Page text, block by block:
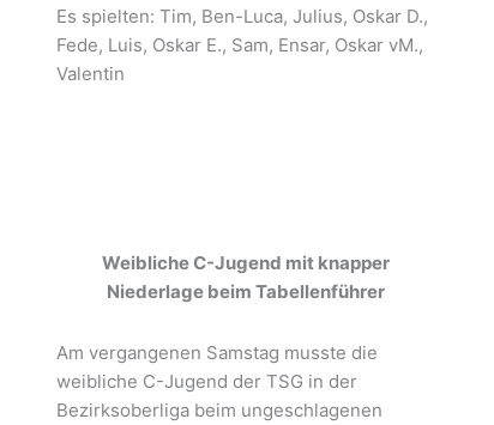
Es spielten: Tim, Ben-Luca, Julius, Oskar D.,
Fede, Luis, Oskar E., Sam, Ensar, Oskar vM.,
Valentin
Weibliche C-Jugend mit knapper
Niederlage beim Tabellenführer
Am vergangenen Samstag musste die
weibliche C-Jugend der TSG in der
Bezirksoberliga beim ungeschlagenen